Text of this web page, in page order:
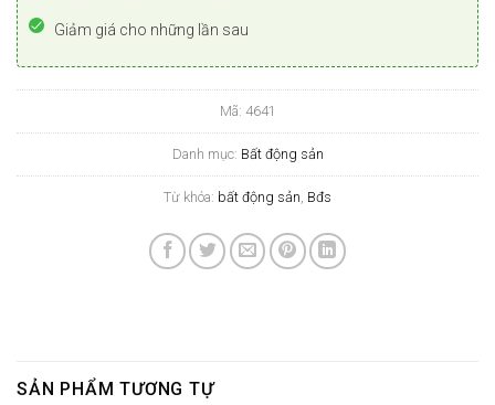
Giảm giá cho những lần sau
Mã: 4641
Danh mục: Bất động sản
Từ khóa: bất động sản Bđs
SẢN PHẨM TƯƠNG TỰ